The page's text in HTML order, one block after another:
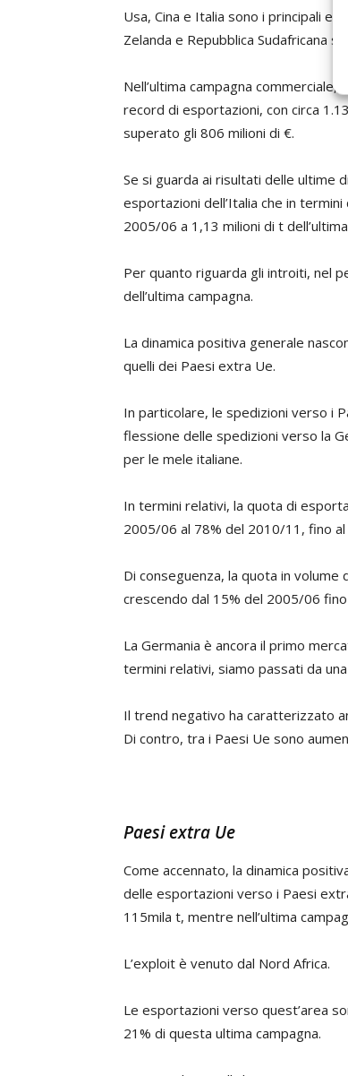
Usa, Cina e Italia sono i principali
Zelanda e Repubblica Sudafricana
Nell’ultima campagna commerciale,
record di esportazioni, con circa
superato gli 806 milioni di €.
Se si guarda ai risultati delle ultime
esportazioni dell’Italia che in
2005/06 a 1,13 milioni di t
Per quanto riguarda gli introiti, nel
dell’ultima campagna.
La dinamica positiva generale
quelli dei Paesi extra Ue.
In particolare, le spedizioni verso i
flessione delle spedizioni verso la
per le mele italiane.
In termini relativi, la quota di
2005/06 al 78% del 2010/11, fino al
Di conseguenza, la quota in
crescendo dal 15% del 2005/06
La Germania è ancora il primo
termini relativi, siamo passati da
Il trend negativo ha caratterizzato
Di contro, tra i Paesi Ue sono
Paesi extra Ue
Come accennato, la dinamica
delle esportazioni verso i Paesi
115mila t, mentre nell’ultima
L’exploit è venuto dal Nord Africa.
Le esportazioni verso quest’area
21% di questa ultima campagna.